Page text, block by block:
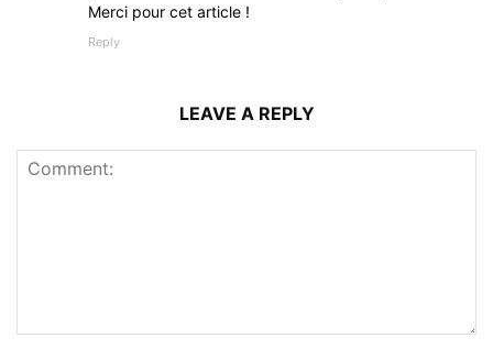
Merci pour cet article !
Reply
LEAVE A REPLY